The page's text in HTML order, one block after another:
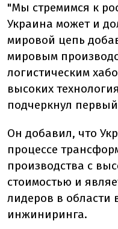
"Мы стремимся к
Украина может и
мировой цепь
мировым
логистическим
высоких
подчеркнул
Он добавил, что
процессе
производства с
стоимостью и
лидеров в области
инжиниринга.